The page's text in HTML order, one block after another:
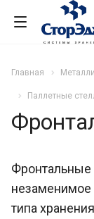
Главная
Паллетные
Фронтальные
незаменимое
типа